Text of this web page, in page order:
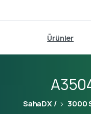
Ürünler
SahaDX / 3000